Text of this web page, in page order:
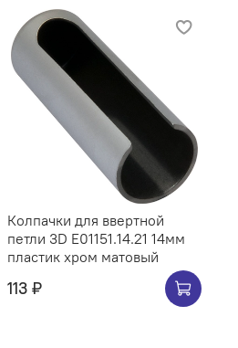
Колпачки для ввертной
петли 3D E01151.14.21 14мм
пластик хром матовый
113 ₽